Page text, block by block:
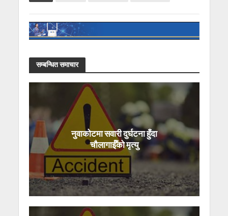
सम्बन्धित समाचार
नुवाकोटमा सवारी दुर्घटना हुँदा
चौलागाईँको मृत्यु